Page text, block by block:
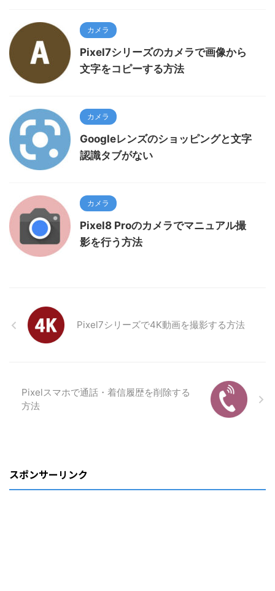
カメラ
Pixel7シリーズのカメラで画像から
文字をコピーする方法
カメラ
Googleレンズのショッピングと文字
認識タブがない
カメラ
Pixel8 Proのカメラでマニュアル撮
影を行う方法
Pixel7シリーズで4K動画を撮影する方法
Pixelスマホで通話・着信履歴を削除する
方法
スポンサーリンク